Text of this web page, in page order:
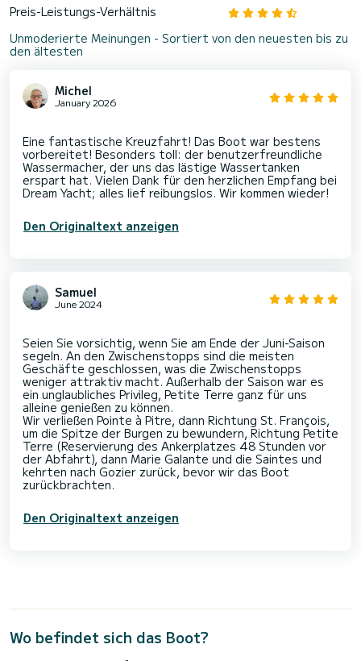
Preis-Leistungs-Verhältnis
Unmoderierte Meinungen - Sortiert von den neuesten bis zu
den ältesten
Michel
January 2026
Eine fantastische Kreuzfahrt! Das Boot war bestens
vorbereitet! Besonders toll: der benutzerfreundliche
Wassermacher, der uns das lästige Wassertanken
erspart hat. Vielen Dank für den herzlichen Empfang bei
Den Originaltext anzeigen
Samuel
June 2024
Seien Sie vorsichtig, wenn Sie am Ende der Juni-Saison
segeln. An den Zwischenstopps sind die meisten
Geschäfte geschlossen, was die Zwischenstopps
weniger attraktiv macht. Außerhalb der Saison war es
ein unglaubliches Privileg, Petite Terre ganz für uns
alleine genießen zu können.
Wir verließen Pointe à Pitre, dann Richtung St. François,
um die Spitze der Burgen zu bewundern, Richtung Petite
Terre (Reservierung des Ankerplatzes 48 Stunden vor
der Abfahrt), dann Marie Galante und die Saintes und
kehrten nach Gozier zurück, bevor wir das Boot
Den Originaltext anzeigen
Wo befindet sich das Boot?